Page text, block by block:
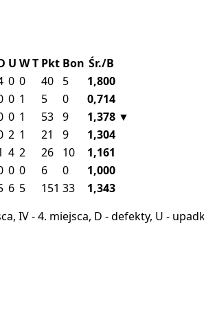
U WT Pkt Bon Śr./B
0 0 40 5
1,800
0 1 5 0
0,714
0 1 53 9 1,378 ▼
2 1 21 9
1,304
4 2 26 10
1,161
0 0 6 0
1,000
6 5 151 33
1,343
IV - 4. miejsca, D - defekty, U -